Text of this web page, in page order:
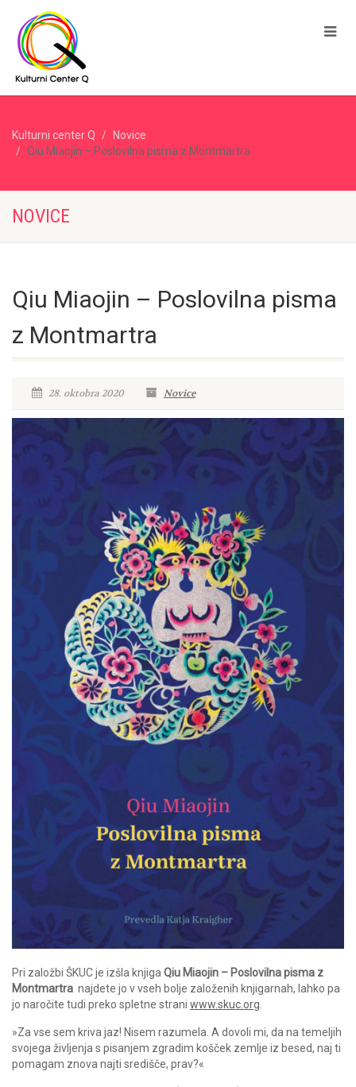
Kulturni center Q
Novice
Qiu Miaojin – Poslovilna pisma z Montmartra
NOVICE
Qiu Miaojin – Poslovilna pisma
z Montmartra
28. oktobra 2020 Novice
Pri založbi ŠKUC je izšla knjigaQiu Miaojin – Poslovilna pisma z
Montmartra najdete jo v vseh bolje založenih knjigarnah, lahko pa
jo naročite tudi preko spletne strani www.skuc.org.
»Za vse sem kriva jaz! Nisem razumela. A dovoli mi, da na temeljih
svojega življenja s pisanjem zgradim košček zemlje iz besed, naj ti
pomagam znova najti središče, prav?«